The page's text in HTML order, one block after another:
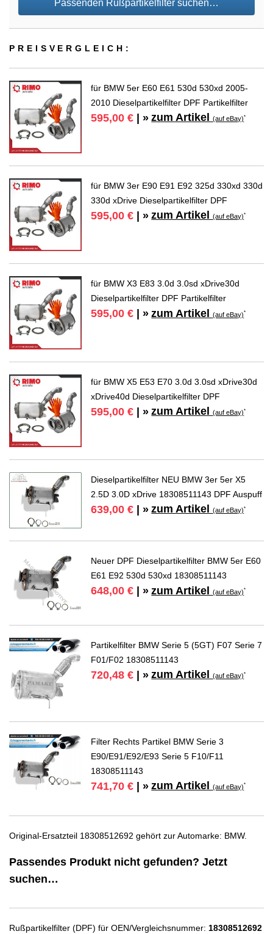
Passenden Rußpartikelfilter suchen…
PREIS­VER­GLEICH:
für BMW 5er E60 E61 530d 530xd 2005-
2010 Dieselpartikelfilter DPF Partikelfilter
595,00 € | » zum Artikel(auf eBay)*
für BMW 3er E90 E91 E92 325d 330xd 330d
330d xDrive Dieselpartikelfilter DPF
595,00 € | » zum Artikel(auf eBay)*
für BMW X3 E83 3.0d 3.0sd xDrive30d
Dieselpartikelfilter DPF Partikelfilter
595,00 € | » zum Artikel(auf eBay)*
für BMW X5 E53 E70 3.0d 3.0sd xDrive30d
xDrive40d Dieselpartikelfilter DPF
595,00 € | » zum Artikel(auf eBay)*
Dieselpartikelfilter NEU BMW 3er 5er X5
2.5D 3.0D xDrive 18308511143 DPF Auspuff
639,00 € | » zum Artikel(auf eBay)*
Neuer DPF Dieselpartikelfilter BMW 5er E60
E61 E92 530d 530xd 18308511143
648,00 € | » zum Artikel(auf eBay)*
Partikelfilter BMW Serie 5 (5GT) F07 Serie 7
F01/F02 18308511143
720,48 € | » zum Artikel(auf eBay)*
Filter Rechts Partikel BMW Serie 3
E90/E91/E92/E93 Serie 5 F10/F11
18308511143
741,70 € | » zum Artikel(auf eBay)*
Original-Ersatzteil 18308512692 gehört zur Automarke: BMW.
Passendes Produkt nicht gefunden? Jetzt
suchen…
Rußpartikelfilter (DPF) für OEN/Vergleichsnummer: 18308512692